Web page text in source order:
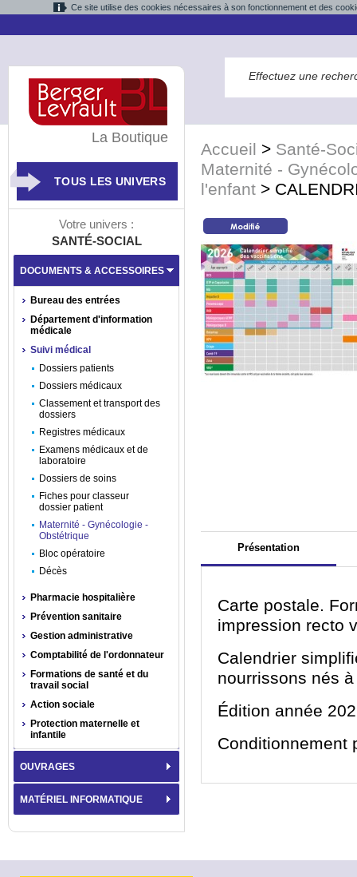
Ce site utilise des cookies nécessaires à son fonctionnement et des
Accueil > Santé-
Maternité -
l'enfant >
Présentation
Carte postale.
impression recto
Calendrier
nourrissons nés
Édition année
Conditionnement
La Boutique
TOUS LES UNIVERS
Votre univers :
SANTÉ-SOCIAL
DOCUMENTS & ACCESSOIRES
Bureau des entrées
Département d'information
médicale
Suivi médical
Dossiers patients
Dossiers médicaux
Classement et transport des
dossiers
Registres médicaux
Examens médicaux et de
laboratoire
Dossiers de soins
Fiches pour classeur
dossier patient
Maternité - Gynécologie -
Obstétrique
Bloc opératoire
Décès
Pharmacie hospitalière
Prévention sanitaire
Gestion administrative
Comptabilité de l'ordonnateur
Formations de santé et du
travail social
Action sociale
Protection maternelle et
infantile
OUVRAGES
MATÉRIEL INFORMATIQUE